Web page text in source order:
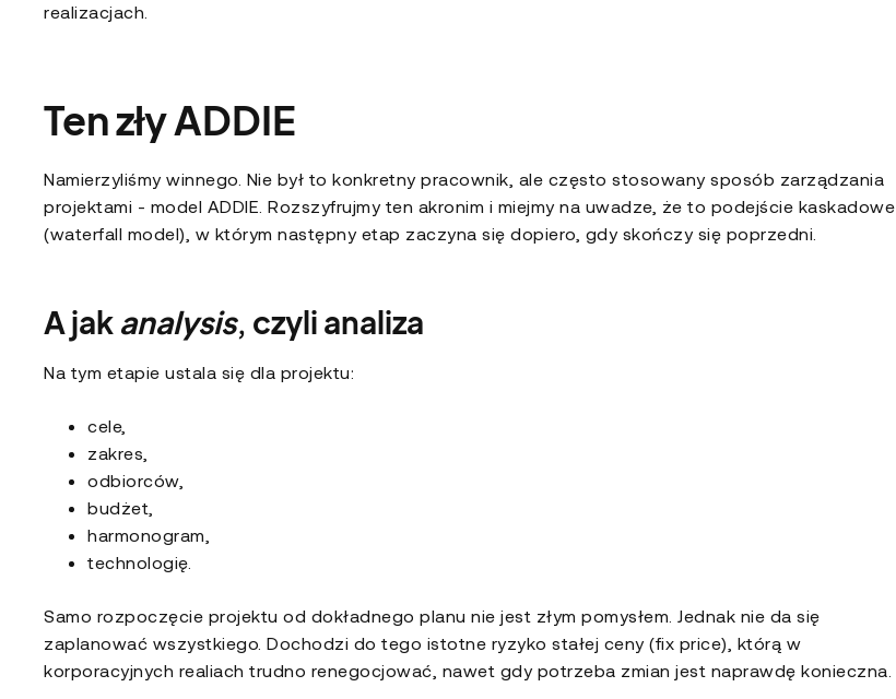
realizacjach.
Ten zły ADDIE
Namierzyliśmy winnego. Nie był to konkretny pracownik, ale często stosowany sposób zarządzania
projektami - model ADDIE. Rozszyfrujmy ten akronim i miejmy na uwadze, że to podejście kaskadowe
(waterfall model), w którym następny etap zaczyna się dopiero, gdy skończy się poprzedni.
A jak analysis, czyli analiza
Na tym etapie ustala się dla projektu:
cele,
zakres,
odbiorców,
budżet,
harmonogram,
technologię.
Samo rozpoczęcie projektu od dokładnego planu nie jest złym pomysłem. Jednak nie da się
zaplanować wszystkiego. Dochodzi do tego istotne ryzyko stałej ceny (fix price), którą w
korporacyjnych realiach trudno renegocjować, nawet gdy potrzeba zmian jest naprawdę konieczna.